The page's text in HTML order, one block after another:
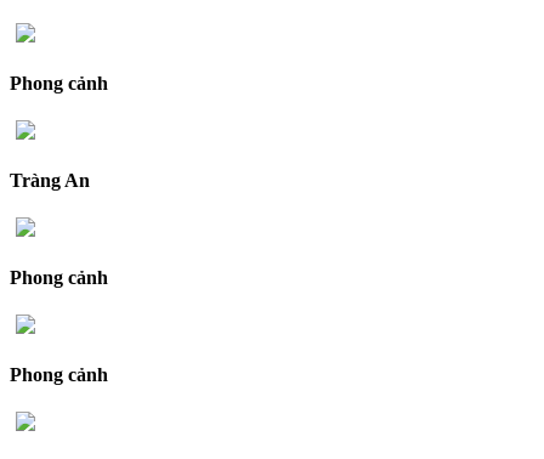
Phong cảnh
Tràng An
Phong cảnh
Phong cảnh